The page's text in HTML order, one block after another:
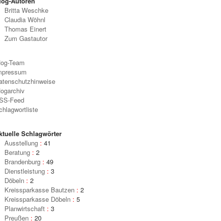
Britta Weschke
Claudia Wöhnl
Thomas Einert
Zum Gastautor
Team
Feed
Schlagwörter
Ausstellung: 41
Beratung: 2
Brandenburg: 49
Dienstleistung: 3
Döbeln: 2
Kreissparkasse Bautzen: 2
Kreissparkasse Döbeln: 5
Planwirtschaft: 3
Preußen: 20